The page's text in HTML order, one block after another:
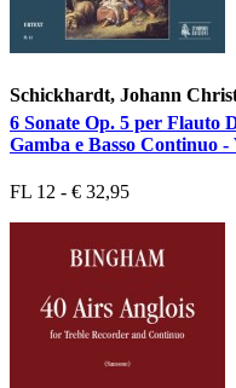
Schickhardt, Johann
6 Sonate Op. 5 per Flauto
Gamba e Basso Continuo
FL 12 - € 32,95